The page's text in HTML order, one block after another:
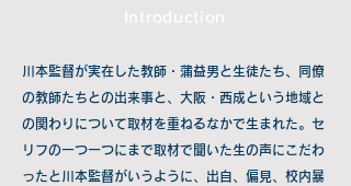
Introduction
川本監督が実在した教師・蒲益男と生徒たち、同僚
の教師たちとの出来事と、大阪・西成という地域と
の関わりについて取材を重ねるなかで生まれた。セ
リフの一つ一つにまで取材で聞いた生の声にこだわ
ったと川本監督がいうように、出自、偏見、校内暴